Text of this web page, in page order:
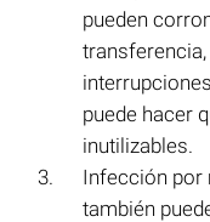
pueden
puede hacer
inutilizables.
Infección por
también